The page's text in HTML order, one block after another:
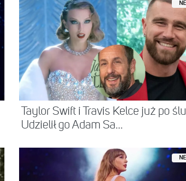
Taylor Swift i Travis Kelce już po
Udzielił go Adam Sa...